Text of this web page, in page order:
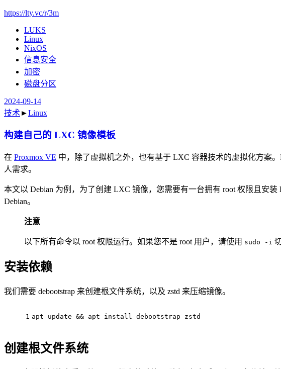
https://lty.vc/r/3m
LUKS
Linux
NixOS
信息安全
加密
磁盘分区
2024-09-14
技术►Linux
构建自己的 LXC 镜像模板
在 Proxmox VE 中，除了虚拟机之外，也有基于 LXC 容器技术的虚拟化方案
人需求。
本文以 Debian 为例，为了创建 LXC 镜像，您需要有一台拥有 root 权限且安
Debian。
注意
以下所有命令以 root 权限运行。如果您不是 root 用户，请使用 sudo -i
安装依赖
我们需要 debootstrap 来创建根文件系统，以及 zstd 来压缩镜像。
1 apt update && apt install debootstrap zstd
创建根文件系统